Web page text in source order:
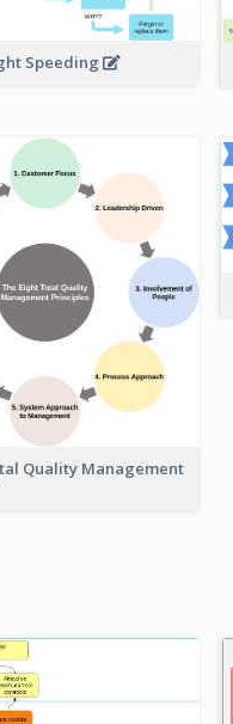
Speeding
Quality Management